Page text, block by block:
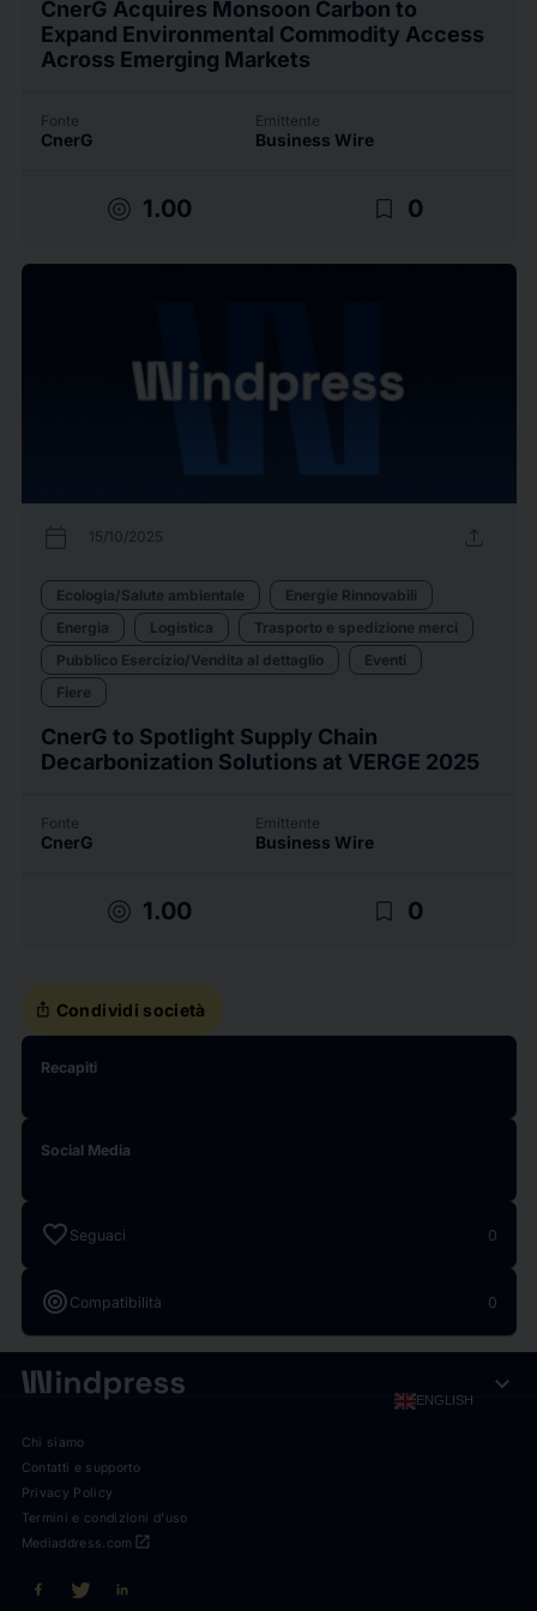
CnerG Acquires Monsoon Carbon to
Expand Environmental Commodity Access
Across Emerging Markets
Fonte
CnerG
Emittente
Business Wire
target 1.00 bookmark_border 0
calendar_today 15/10/2025 upload
Ecologia/Salute ambientale
Energie Rinnovabili
Energia
Logistica
Trasporto e spedizione merci
Pubblico Esercizio/Vendita al dettaglio
Eventi
Fiere
CnerG to Spotlight Supply Chain
Decarbonization Solutions at VERGE 2025
Fonte
CnerG
Emittente
Business Wire
target 1.00 bookmark_border 0
ios_share Condividi società
Recapiti
Social Media
favorite Seguaci 0
target Compatibilità 0
ENGLISH expand_more
Chi siamo
Contatti e supporto
Privacy Policy
Termini e condizioni d'uso
open_in_new
Mediaddress.com